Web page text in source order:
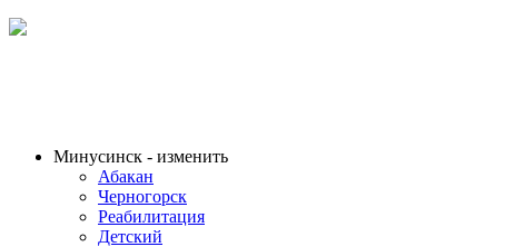
Минусинск - изменить
Абакан
Черногорск
Реабилитация
Детский